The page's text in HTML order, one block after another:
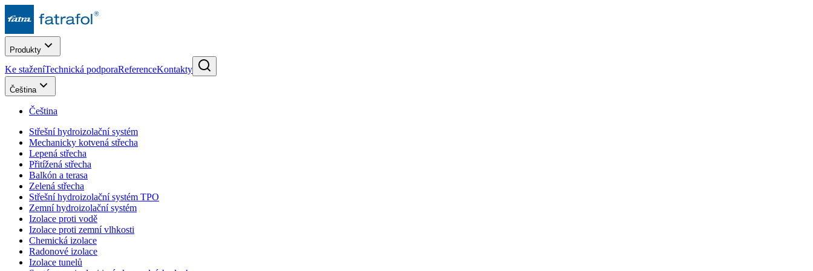
Produkty
Ke staženíTechnická podporaReferenceKontakty
Čeština
Čeština
Střešní hydroizolační systém
Mechanicky kotvená střecha
Lepená střecha
Přitížená střecha
Balkón a terasa
Zelená střecha
Střešní hydroizolační systém TPO
Zemní hydroizolační systém
Izolace proti vodě
Izolace proti zemní vlhkosti
Chemická izolace
Radonové izolace
Izolace tunelů